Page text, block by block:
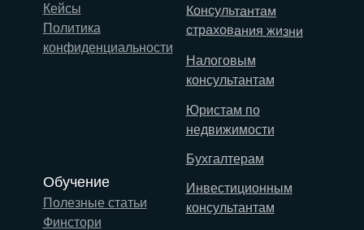
Консультантам
страхования жизни
Налоговым
консультантам
Инвестиционным
консультантам
Бухгалтерам
Юристам по
недвижимости
Обучение
Полезные статьи
Финстори
Кейсы
Политика
конфиденциальности